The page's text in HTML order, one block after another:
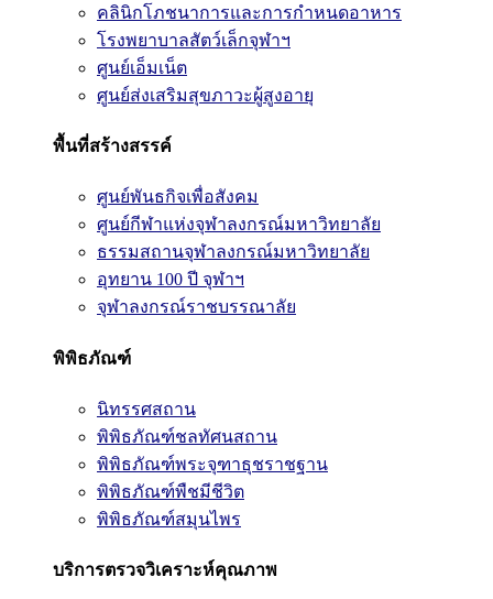
คลินิกโภชนาการและการกำหนดอาหาร
โรงพยาบาลสัตว์เล็กจุฬาฯ
ศูนย์เอ็มเน็ต
ศูนย์ส่งเสริมสุขภาวะผู้สูงอายุ
พื้นที่สร้างสรรค์
ศูนย์พันธกิจเพื่อสังคม
ศูนย์กีฬาแห่งจุฬาลงกรณ์มหาวิทยาลัย
ธรรมสถานจุฬาลงกรณ์มหาวิทยาลัย
อุทยาน 100 ปี จุฬาฯ
จุฬาลงกรณ์ราชบรรณาลัย
พิพิธภัณฑ์
นิทรรศสถาน
พิพิธภัณฑ์ชลทัศนสถาน
พิพิธภัณฑ์พระจุฑาธุชราชฐาน
พิพิธภัณฑ์พืชมีชีวิต
พิพิธภัณฑ์สมุนไพร
บริการตรวจวิเคราะห์คุณภาพ